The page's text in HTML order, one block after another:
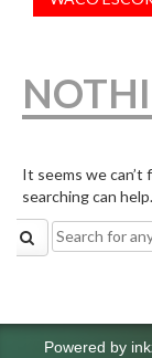
It seems we can’t
searching can help.
Search
for:
Powered by